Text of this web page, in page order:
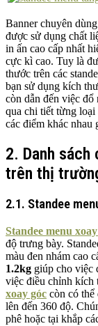
Banner chuyên
được sử dụng chất
in ấn cao cấp nhất
cực kì cao. Tuy là
thước trên các
bạn sử dụng kích
còn dẫn đến việc
qua chi tiết từng loại
các điểm khác nhau
2. Danh sách
trên thị
2.1. Standee
Standee menu
độ trưng bày.
màu đen nhám cao
1.2kg giúp cho việc
việc điều chỉnh kích
xoay góc còn có
lên đến 360 độ.
phê hoặc tại khắp